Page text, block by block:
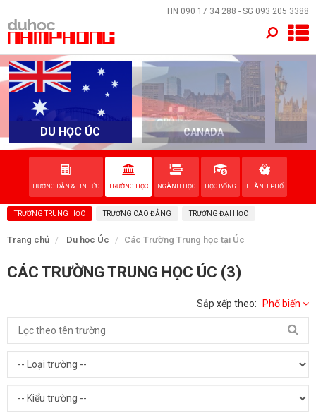
HN 090 17 34 288 - SG 093 205 3388
DU HỌC ÚC CANADA
HƯỚNG DẪN & TIN TỨC TRƯỜNG HỌC NGÀNH HỌC HỌC BỔNG THÀNH PHỐ
TRƯỜNG TRUNG HỌC TRƯỜNG CAO ĐẲNG TRƯỜNG ĐẠI HỌC
Trang chủ Du học Úc Các Trường Trung học tại Úc
CÁC TRƯỜNG TRUNG HỌC ÚC (3)
Sắp xếp theo: Phổ biến
×
TRANG CHỦ
QUỐC GIA
DỊCH VỤ
VỀ NAM PHONG